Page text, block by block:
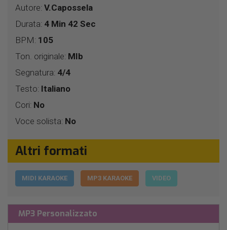
Autore: V.Capossela
Durata: 4 Min 42 Sec
BPM: 105
Ton. originale: MIb
Segnatura: 4/4
Testo: Italiano
Cori: No
Voce solista: No
Altri formati
MIDI KARAOKE MP3 KARAOKE VIDEO
MP3 Personalizzato